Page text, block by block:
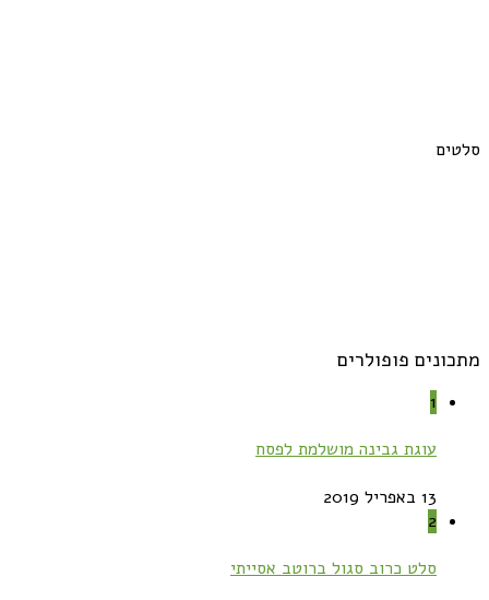
סלטים
מתכונים פופולרים
1
עוגת גבינה מושלמת לפסח
13 באפריל 2019
2
סלט כרוב סגול ברוטב אסייתי